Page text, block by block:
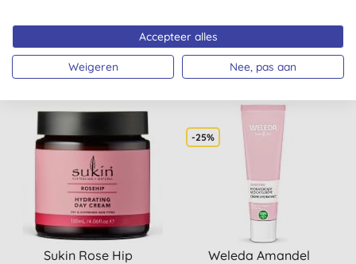
€ 8,49 KOPEN € 19,45 KOPEN
Sukin Rose Hip
-25%
Weleda Amandel
Accepteer alles
Weigeren Nee, pas aan